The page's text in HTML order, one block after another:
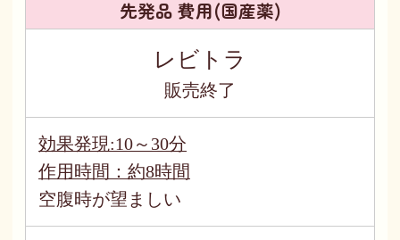
先発品 費用(国産薬)
レビトラ
販売終了
効果発現:10～30分
作用時間：約8時間
空腹時が望ましい